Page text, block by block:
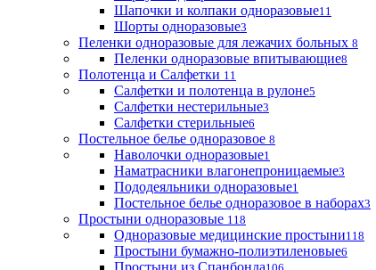
Шапочки и колпаки одноразовые11
Шорты одноразовые3
Пеленки одноразовые для лежачих больных 8
Пеленки одноразовые впитывающие8
Полотенца и Салфетки 11
Салфетки и полотенца в рулоне5
Салфетки нестерильные3
Салфетки стерильные6
Постельное белье одноразовое 8
Наволочки одноразовые1
Наматрасники влагонепроницаемые3
Пододеяльники одноразовые1
Постельное белье одноразовое в наборах3
Простыни одноразовые 118
Одноразовые медицинские простыни118
Простыни бумажно-полиэтиленовые6
Простыни из Спанбонда